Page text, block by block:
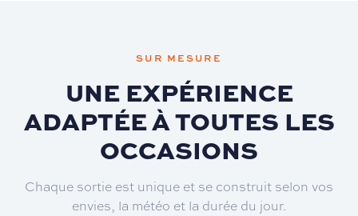
SUR MESURE
UNE EXPÉRIENCE
ADAPTÉE À TOUTES LES
OCCASIONS
Chaque sortie est unique et se construit selon vos
envies, la météo et la durée du jour.